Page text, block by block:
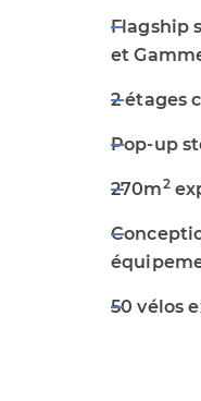
Flagship
et
2 étages
Pop-up
270m2
50 vélos